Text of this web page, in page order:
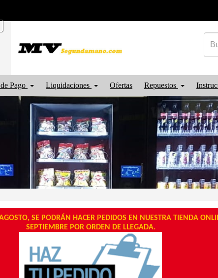
Pago Liquidaciones Ofertas Repuestos
SE PODRÁN HACER PEDIDOS EN NUESTRA TIENDA
SEPTIEMBRE POR ORDEN DE LLEGADA.